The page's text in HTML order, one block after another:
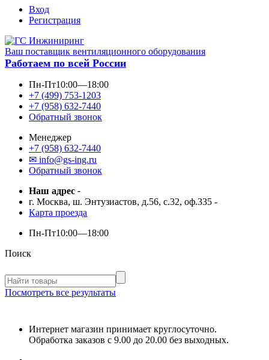
Вход
Регистрация
Ваш поставщик вентиляционного оборудования
Работаем по всей России
Пн-Пт10:00—18:00
+7 (499) 753-1203
+7 (958) 632-7440
Обратный звонок
Менеджер
+7 (958) 632-7440
✉ info@gs-ing.ru
Обратный звонок
Наш адрес -
г. Москва, ш. Энтузиастов, д.56, с.32, оф.335 -
Карта проезда
Пн-Пт10:00—18:00
Поиск
Посмотреть все результаты
Интернет магазин принимает круглосуточно.
Обработка заказов с 9.00 до 20.00 без выходных.